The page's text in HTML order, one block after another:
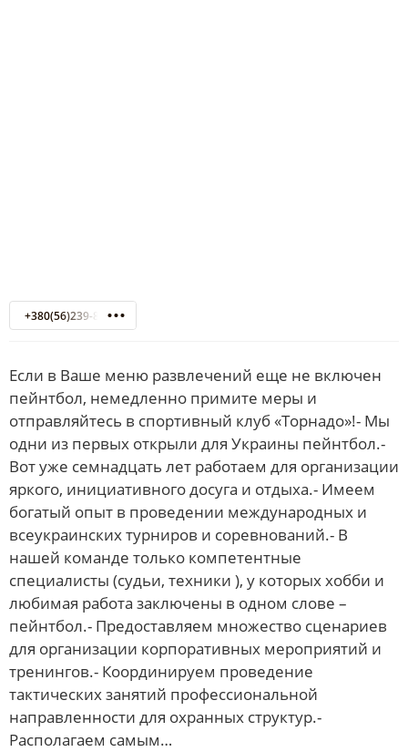
+380(56)239-85-76
Если в Ваше меню развлечений еще не включен
пейнтбол, немедленно примите меры и
отправляйтесь в спортивный клуб «Торнадо»!- Мы
одни из первых открыли для Украины пейнтбол.-
Вот уже семнадцать лет работаем для организации
яркого, инициативного досуга и отдыха.- Имеем
богатый опыт в проведении международных и
всеукраинских турниров и соревнований.- В
нашей команде только компетентные
специалисты (судьи, техники ), у которых хобби и
любимая работа заключены в одном слове –
пейнтбол.- Предоставляем множество сценариев
для организации корпоративных мероприятий и
тренингов.- Координируем проведение
тактических занятий профессиональной
направленности для охранных структур.-
Располагаем самым…